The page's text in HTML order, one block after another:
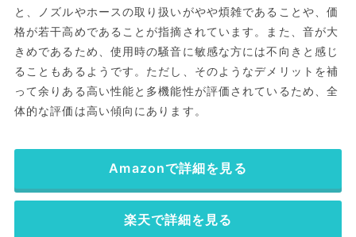
と、ノズルやホースの取り扱いがやや煩雑であることや、価
格が若干高めであることが指摘されています。また、音が大
きめであるため、使用時の騒音に敏感な方には不向きと感じ
ることもあるようです。ただし、そのようなデメリットを補
って余りある高い性能と多機能性が評価されているため、全
体的な評価は高い傾向にあります。
Amazonで詳細を見る
楽天で詳細を見る